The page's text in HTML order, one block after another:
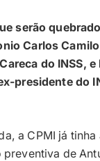
serão
Carlos
do INSS, e
presidente do
a CPMI já
de